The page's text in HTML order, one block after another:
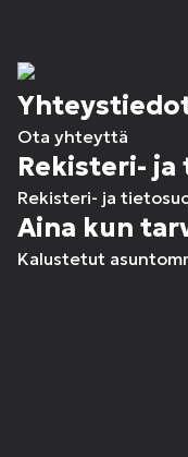
Ota yhteyttä
Rekisteri-
Rekisteri- ja
Aina kun
Kalustetut